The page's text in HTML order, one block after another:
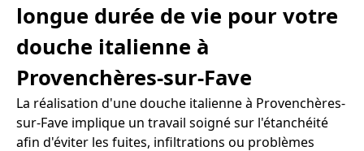
longue durée de vie pour votre
douche italienne à
Provenchères-sur-Fave
La réalisation d'une douche italienne à Provenchères-
sur-Fave implique un travail soigné sur l'étanchéité
afin d'éviter les fuites, infiltrations ou problèmes